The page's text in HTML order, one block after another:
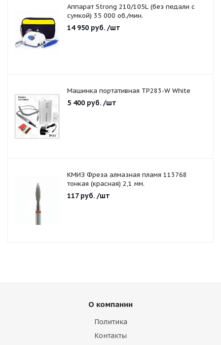
Аппарат Strong 210/105L (без педали с
сумкой) 35 000 об./мин.
14 950 руб. /шт
Машинка портативная TP283-W White
5 400 руб. /шт
КМИЗ Фреза алмазная пламя 113768
тонкая (красная) 2,1 мм.
117руб. /шт
О компании
Политика
Контакты